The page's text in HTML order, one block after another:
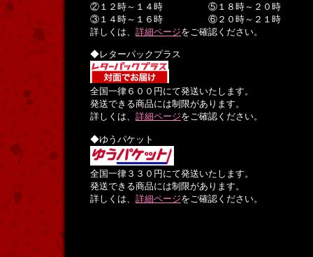
②１２時～１４時 ⑤１８時～２０時
③１４時～１６時 ⑥２０時～２１時
詳しくは、 詳細ページをご確認ください。
◆レターパックプラス
全国一律６００円にて発送いたします。
発送できる商品には制限があります。
詳しくは、 詳細ページをご確認ください。
◆ゆうパケット
全国一律３３０円にて発送いたします。
発送できる商品には制限があります。
詳しくは、 詳細ページをご確認ください。